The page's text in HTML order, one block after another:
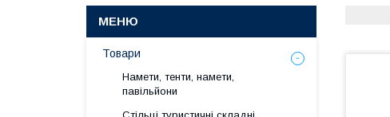
Товари
Намети, тенти, намети,
павільйони